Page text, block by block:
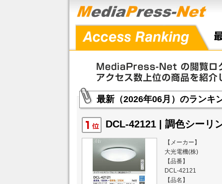
最新（2026年06月）のランキ
最新（2026年05月）のランキ
最新（2026年04月）のランキ
最新（2026年03月）のランキ
DCL-42121 | 調色シーリ
【メーカー】
大光電機(株)
【品番】
DCL-42121
【品名】